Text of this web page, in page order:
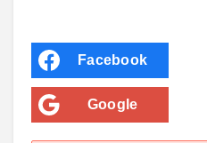
Facebook
Google